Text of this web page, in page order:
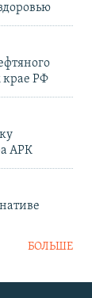
крае РФ
АРК
БОЛЬШЕ